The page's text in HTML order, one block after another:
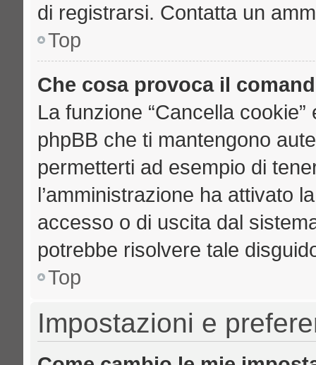
di registrarsi. Contatta un
Top
Che cosa provoca il
La funzione “Cancella
phpBB che ti mantengono
permetterti ad esempio di
l’amministrazione ha attivato
accesso o di uscita dal
potrebbe risolvere tale
Top
Impostazioni e